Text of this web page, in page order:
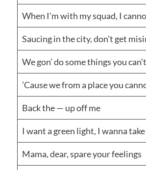
When I’m with my squad, I
Saucing in the city, don’t get
We gon’ do some things you
’Cause we from a place you
Back the — up off me
I want a green light, I wanna
Mama, dear, spare your feelings